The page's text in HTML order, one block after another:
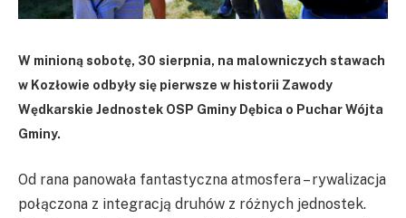
W minioną sobotę, 30 sierpnia, na malowniczych stawach
w Kozłowie odbyły się pierwsze w historii Zawody
Wędkarskie Jednostek OSP Gminy Dębica o Puchar Wójta
Gminy.
Od rana panowała fantastyczna atmosfera – rywalizacja
połączona z integracją druhów z różnych jednostek.